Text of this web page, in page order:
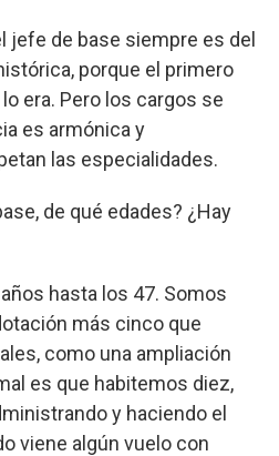
jefe de base siempre es del
porque el primero
era. Pero los cargos se
es armónica y
las especialidades.
de qué edades? ¿Hay
hasta los 47. Somos
más cinco que
como una ampliación
es que habitemos diez,
y haciendo el
viene algún vuelo con